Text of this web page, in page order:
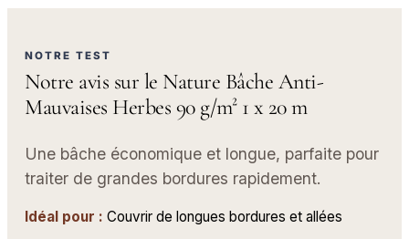
NOTRE TEST
Notre avis sur le Nature Bâche Anti-
Mauvaises Herbes 90 g/m² 1 x 20 m
Une bâche économique et longue, parfaite pour
traiter de grandes bordures rapidement.
Idéal pour : Couvrir de longues bordures et allées